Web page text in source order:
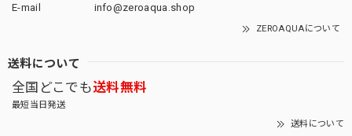
E-mail
info@zeroaqua.shop
ZEROAQUAについて
送料について
全国どこでも送料無料
最短当日発送
送料について